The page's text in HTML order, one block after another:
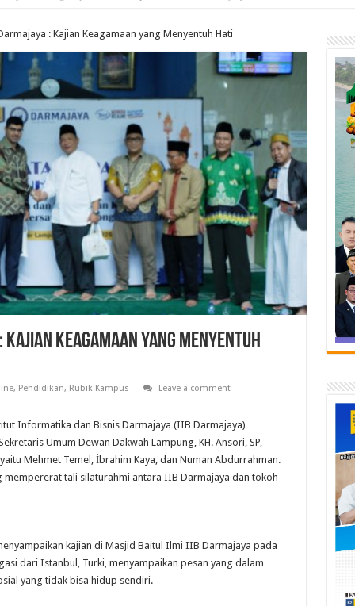
: Kajian Keagamaan yang Menyentuh Hati
Keagamaan yang Menyentuh
, Pendidikan, Rubik Kampus Leave a comment
Informatika dan Bisnis Darmajaya (IIB Darmajaya)
Umum Dewan Dakwah Lampung, KH. Ansori, SP,
Mehmet Temel, İbrahim Kaya, dan Numan Abdurrahman.
tali silaturahmi antara IIB Darmajaya dan tokoh
kajian di Masjid Baitul Ilmi IIB Darmajaya pada
dari Istanbul, Turki, menyampaikan pesan yang dalam
yang tidak bisa hidup sendiri.